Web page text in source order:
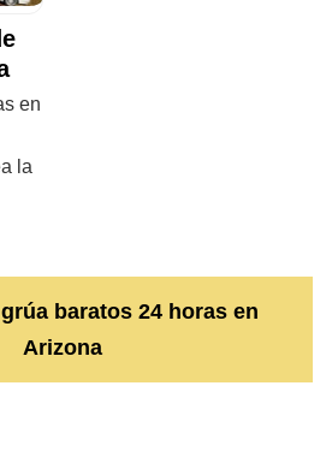
en
la
baratos 24 horas en
Arizona